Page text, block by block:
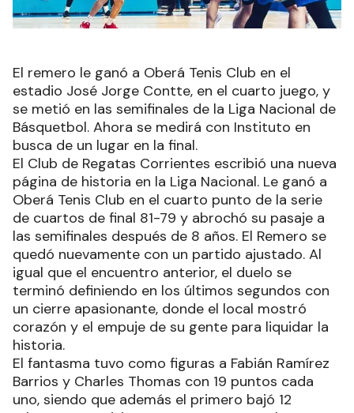
El remero le ganó a Oberá Tenis Club en el
estadio José Jorge Contte, en el cuarto juego, y
se metió en las semifinales de la Liga Nacional de
Básquetbol. Ahora se medirá con Instituto en
busca de un lugar en la final.
El Club de Regatas Corrientes escribió una nueva
página de historia en la Liga Nacional. Le ganó a
Oberá Tenis Club en el cuarto punto de la serie
de cuartos de final 81-79 y abrochó su pasaje a
las semifinales después de 8 años. El Remero se
quedó nuevamente con un partido ajustado. Al
igual que el encuentro anterior, el duelo se
terminó definiendo en los últimos segundos con
un cierre apasionante, donde el local mostró
corazón y el empuje de su gente para liquidar la
historia.
El fantasma tuvo como figuras a Fabián Ramírez
Barrios y Charles Thomas con 19 puntos cada
uno, siendo que además el primero bajó 12